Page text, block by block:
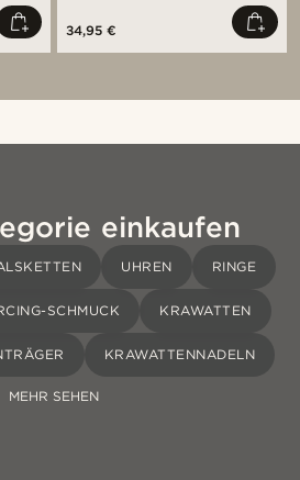
34,95 €
einkaufen
UHREN RINGE
SCHMUCK KRAWATTEN
KRAWATTENNADELN
MEHR SEHEN